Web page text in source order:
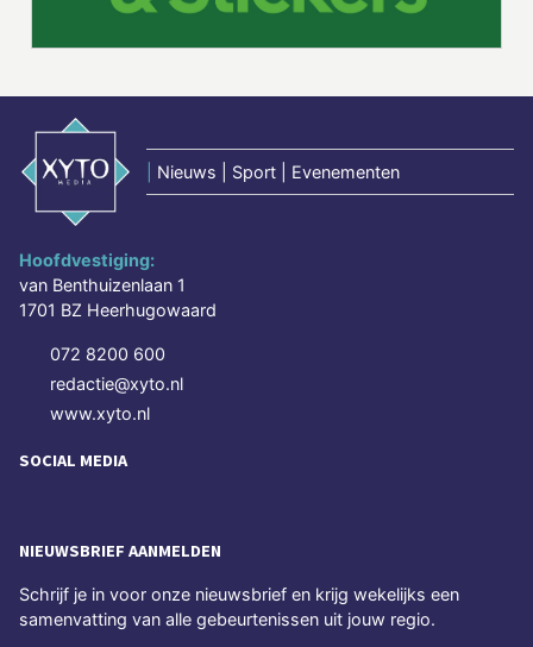
Nieuws | Sport | Evenementen
Hoofdvestiging:
van Benthuizenlaan 1
1701 BZ Heerhugowaard
072 8200 600
redactie@xyto.nl
www.xyto.nl
SOCIAL MEDIA
NIEUWSBRIEF AANMELDEN
Schrijf je in voor onze nieuwsbrief en krijg wekelijks een
samenvatting van alle gebeurtenissen uit jouw regio.